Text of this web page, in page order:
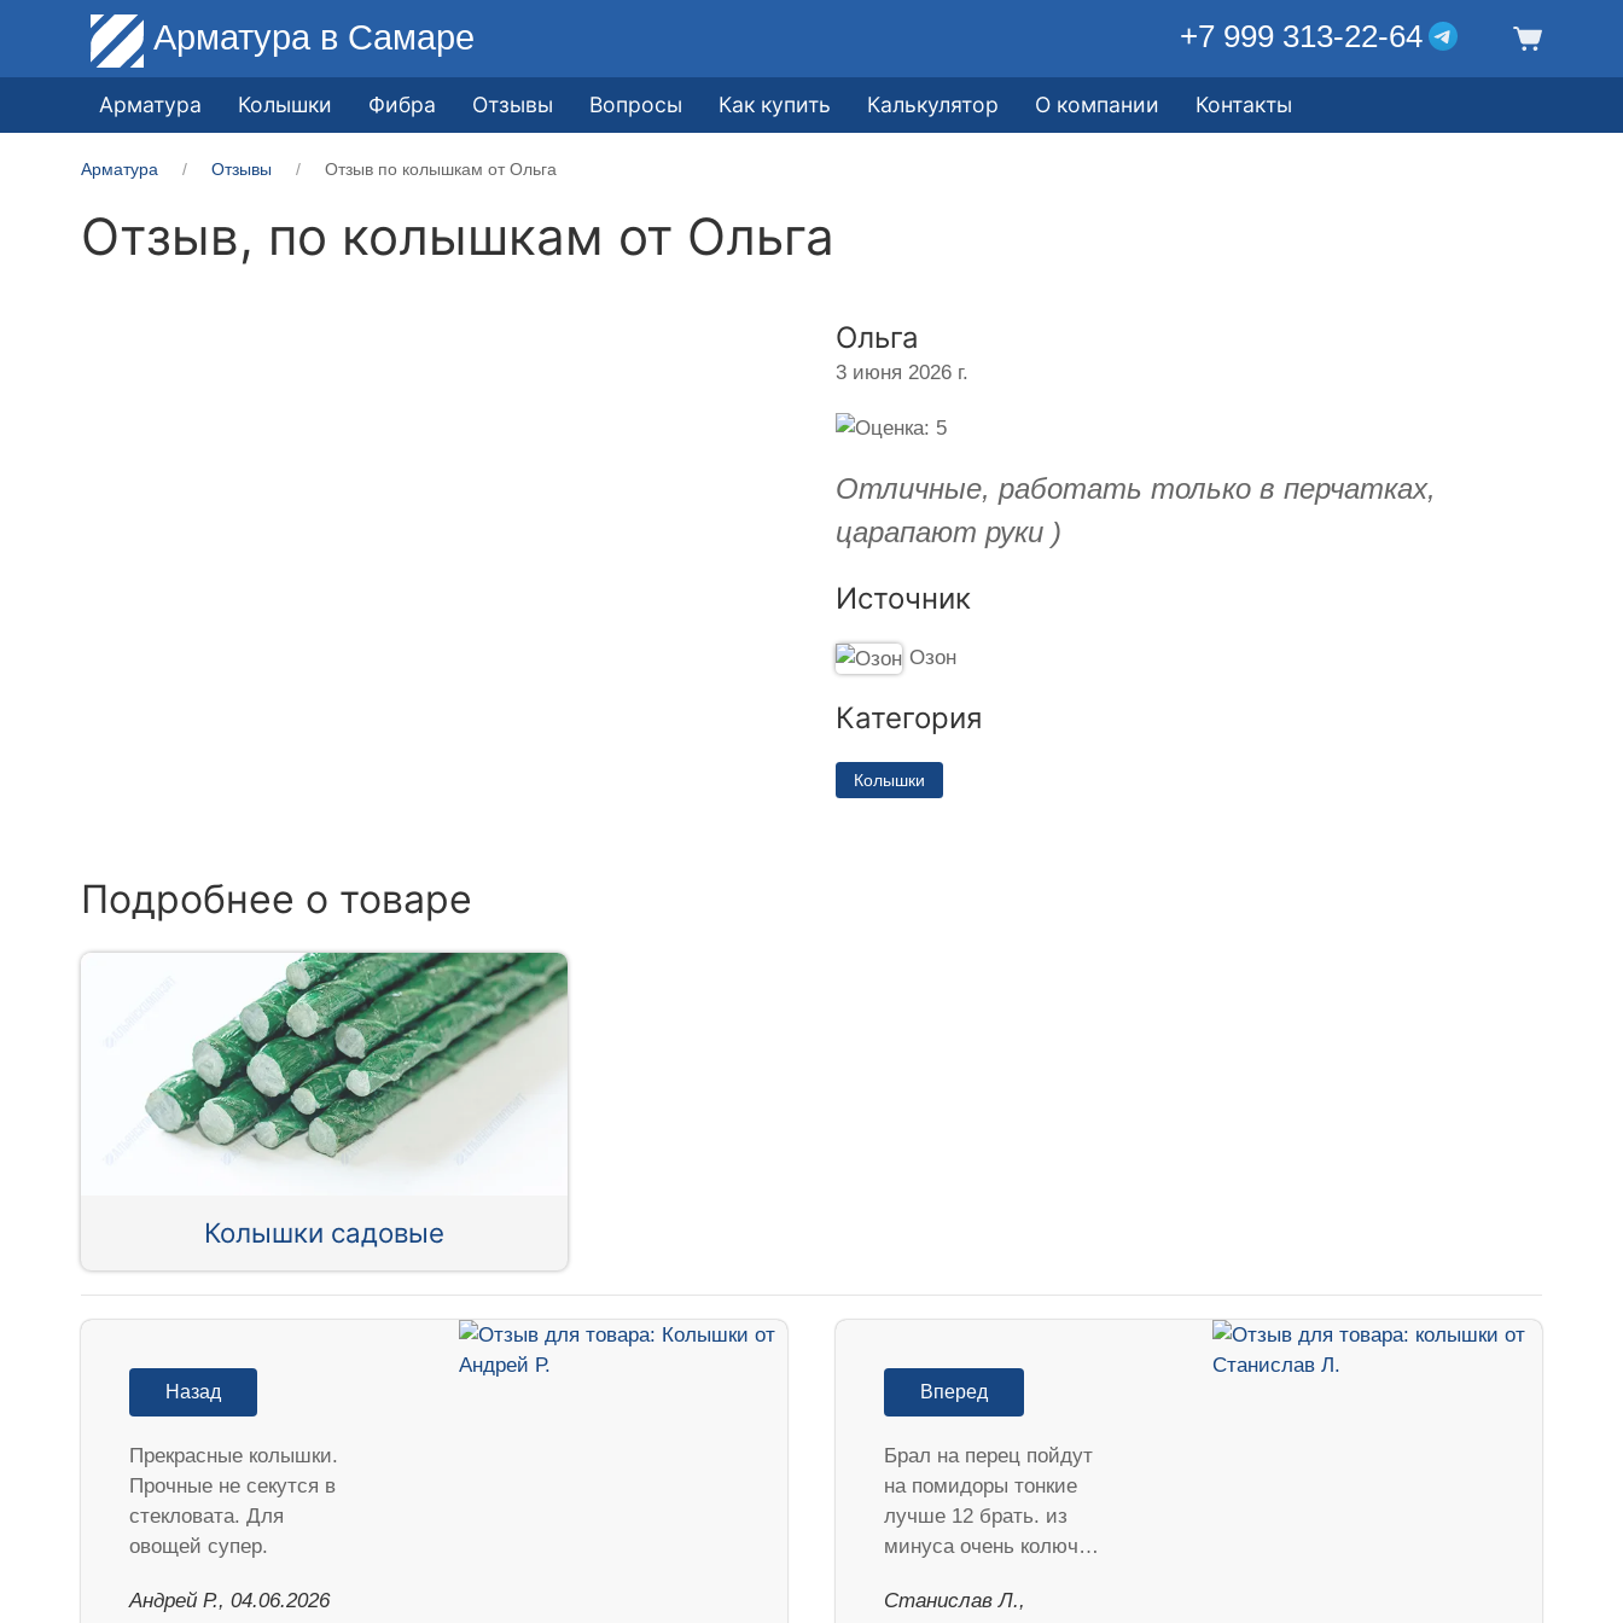
Арматура в Самаре +7 999 313-22-64
Арматура Колышки Фибра Отзывы Вопросы Как купить Калькулятор О компании Контакты
Арматура Отзывы Отзыв по колышкам от Ольга
Отзыв, по колышкам от Ольга
Ольга
3 июня 2026 г.
Отличные, работать только в перчатках,
царапают руки )
Источник
Озон
Категория
Колышки
Подробнее о товаре
Колышки садовые
Назад
Прекрасные колышки.
Прочные не секутся в
стекловата. Для
овощей супер.
Андрей Р., 04.06.2026
Вперед
Брал на перец пойдут
на помидоры тонкие
лучше 12 брать. из
минуса очень колюч…
Станислав Л.,